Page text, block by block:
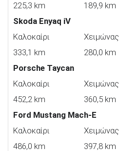
225,3 km
189,9 km
Skoda Enyaq iV
Καλοκαίρι
Χειμώνας
333,1 km
280,0 km
Porsche Taycan
Καλοκαίρι
Χειμώνας
452,2 km
360,5 km
Ford Mustang Mach-E
Καλοκαίρι
Χειμώνας
486,0 km
397,8 km